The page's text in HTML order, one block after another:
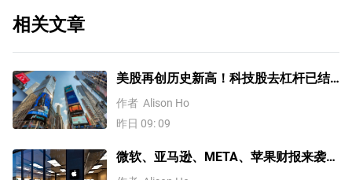
相关文章
美股再创历史新高！科技股去杠杆已结
束？分析师这样说
作者 Alison Ho
昨日 09: 09
微软、亚马逊、META、苹果财报来袭！
AI支出成焦点？一文速览